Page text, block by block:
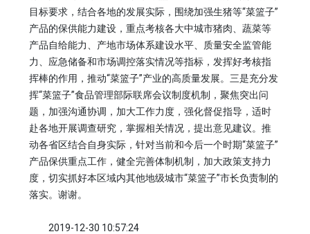
目标要求，结合各地的发展实际，围绕加强生猪等“菜篮子”
产品的保供能力建设，重点考核各大中城市猪肉、蔬菜等
产品自给能力、产地市场体系建设水平、质量安全监管能
力、应急储备和市场调控落实情况等指标，发挥好考核指
挥棒的作用，推动“菜篮子”产业的高质量发展。三是充分发
挥“菜篮子”食品管理部际联席会议制度机制，聚焦突出问
题，加强沟通协调，加大工作力度，强化督促指导，适时
赴各地开展调查研究，掌握相关情况，提出意见建议。推
动各省区结合自身实际，针对当前和今后一个时期“菜篮子”
产品保供重点工作，健全完善体制机制，加大政策支持力
度，切实抓好本区域内其他地级城市“菜篮子”市长负责制的
落实。谢谢。
2019-12-30 10:57:24